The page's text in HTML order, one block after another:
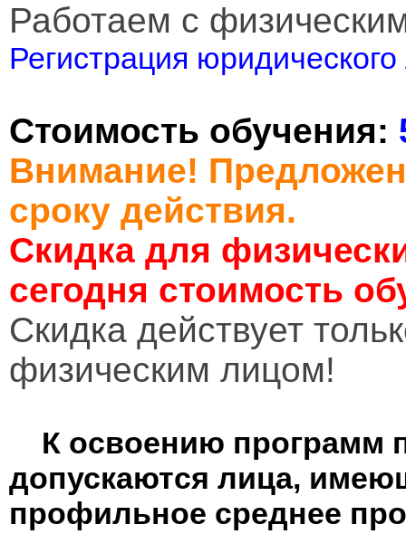
Работаем с
Регистрация
Стоимость обучения:
Внимание!
сроку действия.
Скидка для
сегодня стоимость
Cкидка действует
физическим лицом!
К освоению программ
допускаются лица,
профильное среднее